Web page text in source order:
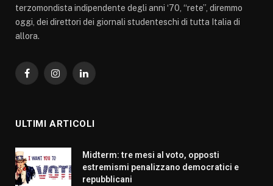
terzomondista indipendente degli anni ‘70, “rete”, diremmo
oggi, dei direttori dei giornali studenteschi di tutta Italia di
allora.
FacebookInstagramLinkedIn
ULTIMI ARTICOLI
Midterm: tre mesi al voto, opposti
estremismi penalizzano democratici e
repubblicani